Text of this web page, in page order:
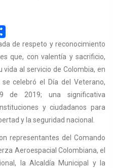
de respeto y reconocimiento
que, con valentía y sacrificio,
al servicio de Colombia, en
celebró el Día del Veterano,
de 2019; una significativa
y ciudadanos para
y la seguridad nacional.
representantes del Comando
Aeroespacial Colombiana, el
la Alcaldía Municipal y la